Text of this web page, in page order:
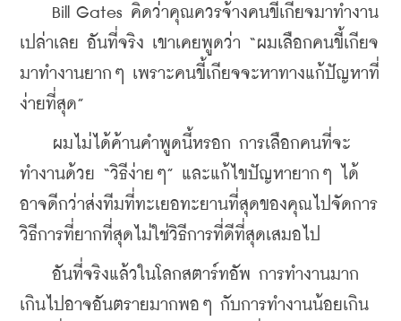
Bill Gates คิดว่าคุณควรจ้างคนขี้เกียจมาทำงาน
เปล่าเลย อันที่จริง เขาเคยพูดว่า “ผมเลือกคนขี้เกียจ
มาทำงานยากๆ เพราะคนขี้เกียจจะหาทางแก้ปัญหาที่
ง่ายที่สุด”
ผมไม่ได้ค้านคำพูดนี้หรอก การเลือกคนที่จะ
ทำงานด้วย “วิธีง่ายๆ” และแก้ไขปัญหายากๆ ได้
อาจดีกว่าส่งทีมที่ทะเยอทะยานที่สุดของคุณไปจัดการ
วิธีการที่ยากที่สุดไม่ใช่วิธีการที่ดีที่สุดเสมอไป
อันที่จริงแล้วในโลกสตาร์ทอัพ การทำงานมาก
เกินไปอาจอันตรายมากพอๆ กับการทำงานน้อยเกิน